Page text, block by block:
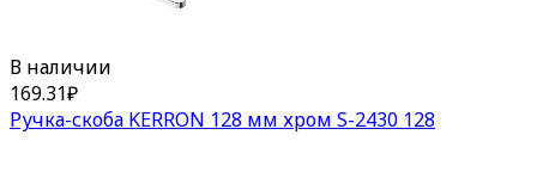
В наличии
169.31₽
Ручка-скоба KERRON 128 мм хром S-2430 128